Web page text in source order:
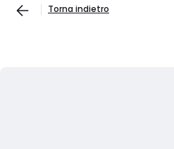
Torna indietro